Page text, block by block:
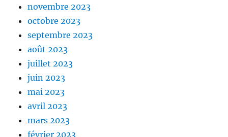
novembre 2023
octobre 2023
septembre 2023
août 2023
juillet 2023
juin 2023
mai 2023
avril 2023
mars 2023
février 2023